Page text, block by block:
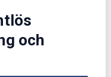
och